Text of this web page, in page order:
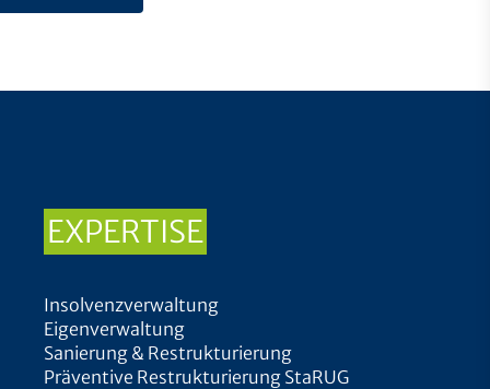
EXPERTISE
Insolvenzverwaltung
Eigenverwaltung
Sanierung & Restrukturierung
Präventive Restrukturierung StaRUG